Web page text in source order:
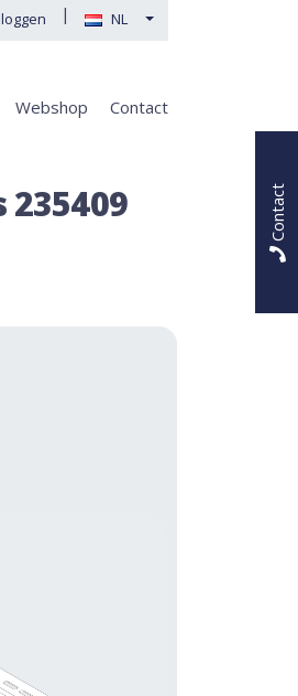
| NL
Webshop Contact
Contact